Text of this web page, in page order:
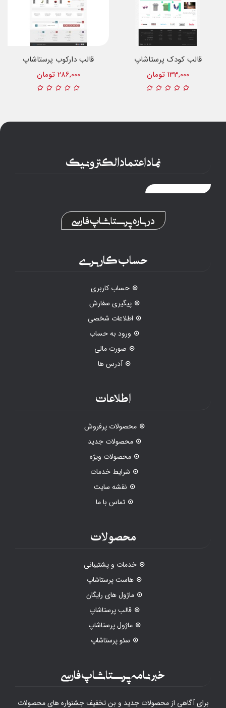
قالب دارکوب پرستاشاپ
286,000 تومان
قالب کودک پرستاشاپ
133,000 تومان
نماد اعتماد الکترونیک
درباره پرستاشاپ فارسی
حساب کاربری
حساب کاربری
پیگیری سفارش
اطلاعات شخصی
ورود به حساب
صورت مالی
آدرس ها
اطلاعات
محصولات پرفروش
محصولات جدید
محصولات ویژه
شرایط خدمات
نقشه سایت
تماس با ما
محصولات
خدمات و پشتیبانی
هاست پرستاشاپ
ماژول های رایگان
قالب پرستاشاپ
ماژول پرستاشاپ
سئو پرستاشاپ
خبرنامه پرستاشاپ فارسی
برای آگاهی از محصولات جدید و بن تخفیف جشنواره های محصولات